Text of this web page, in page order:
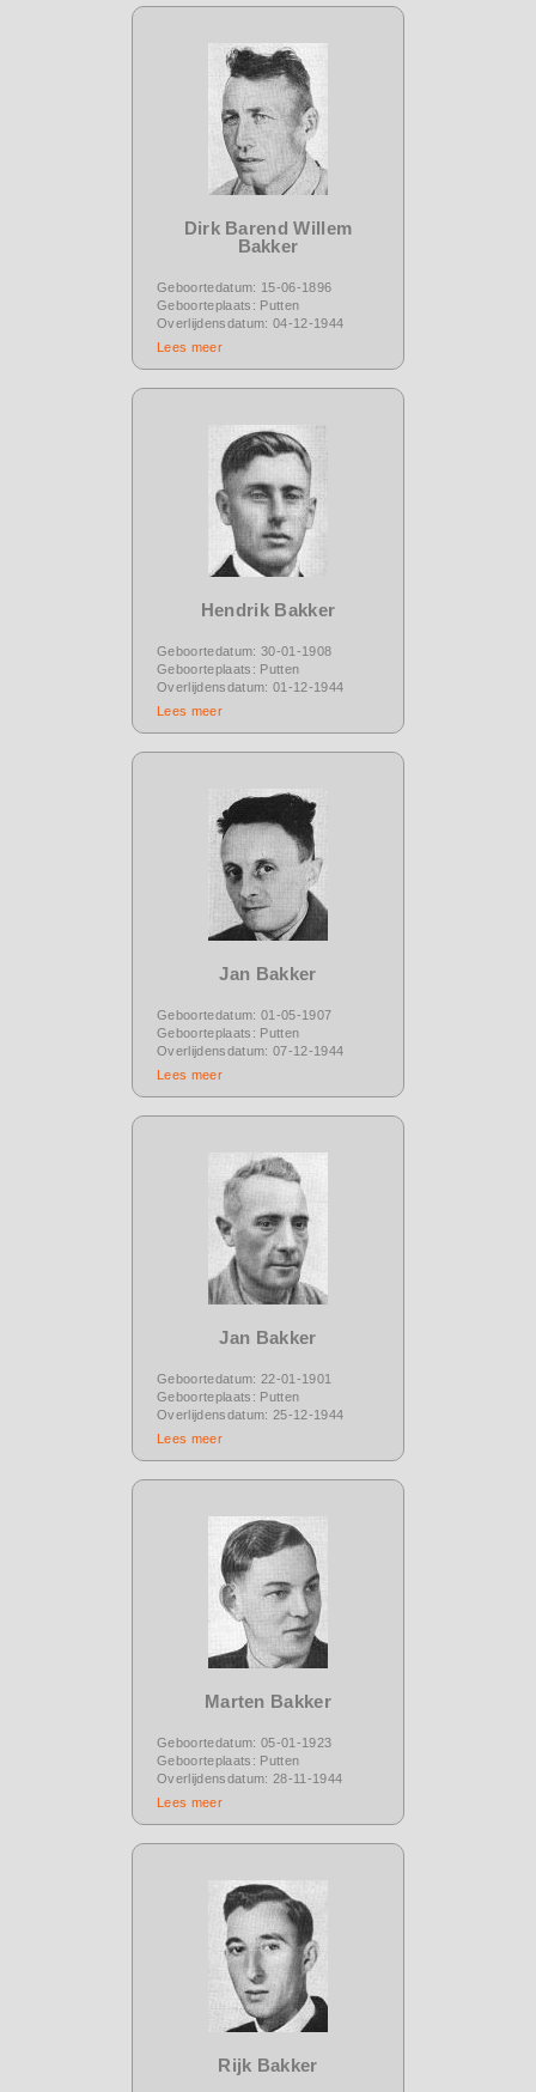
Dirk Barend Willem
Bakker
Geboortedatum: 15-06-1896
Geboorteplaats: Putten
Overlijdensdatum: 04-12-1944
Lees meer
Hendrik Bakker
Geboortedatum: 30-01-1908
Geboorteplaats: Putten
Overlijdensdatum: 01-12-1944
Lees meer
Jan Bakker
Geboortedatum: 01-05-1907
Geboorteplaats: Putten
Overlijdensdatum: 07-12-1944
Lees meer
Jan Bakker
Geboortedatum: 22-01-1901
Geboorteplaats: Putten
Overlijdensdatum: 25-12-1944
Lees meer
Marten Bakker
Geboortedatum: 05-01-1923
Geboorteplaats: Putten
Overlijdensdatum: 28-11-1944
Lees meer
Rijk Bakker